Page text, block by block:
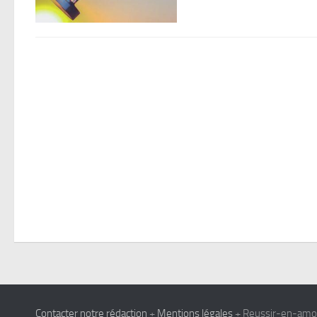
Contacter notre rédaction + Mentions légales + Reussir-en-